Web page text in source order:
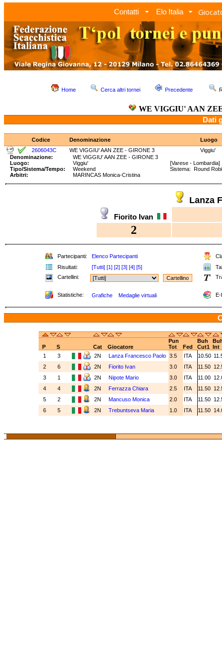
Contatti Elo Italia
Home Cerca altri tornei Precedente
WE VIGGIU' AAN
Dati
Codice Denominazione
Luogo
2606043C
WE VIGGIU' AAN ZEE - GIRONE 3
Viggiu'
Denominazione:
WE VIGGIU' AAN ZEE - GIRONE 3
Luogo:
Viggiu'
[Varese - Lombardia]
Tipo/Sistema/Tempo:
Weekend
Sistema: Round
Arbitri:
MARINCAS Monica-Cristina
Lanza
Fiorito Ivan
2
Partecipanti: Elenco Partecipanti
Risultati:
[Tutti] [1] [2] [3] [4] [5]
Cartellini:
Statistiche: Grafiche Medaglie virtuali E-
Pun Buh
P
S Cat Giocatore Tot Fed Cut1 Int
1
3 2N Lanza Francesco Paolo 3.5 ITA 10.50
2
6 2N Fiorito Ivan 3.0 ITA 11.50
3
1 2N Nipote Mario 3.0 ITA 11.00
4
4 2N Ferrazza Chiara 2.5 ITA 11.50
5
2 2N Mancuso Monica 2.0 ITA 11.50
6
5 2N Trebuntseva Maria 1.0 ITA 11.50